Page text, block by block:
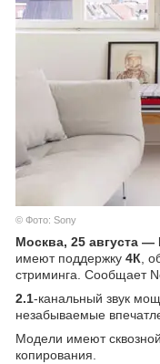
© Фото: Sony
Москва, 25 августа —
имеют поддержку 4К ,
стриминга. Сообщает
2.1-канальный звук
незабываемые
Модели имеют
копирования.